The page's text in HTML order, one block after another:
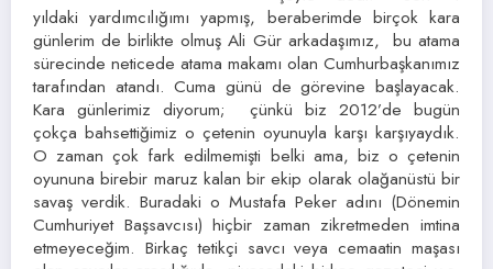
yıldaki yardımcılığımı yapmış, beraberimde birçok kara
günlerim de birlikte olmuş Ali Gür arkadaşımız, bu atama
sürecinde neticede atama makamı olan Cumhurbaşkanımız
tarafından atandı. Cuma günü de görevine başlayacak.
Kara günlerimiz diyorum; çünkü biz 2012’de bugün
çokça bahsettiğimiz o çetenin oyunuyla karşı karşıyaydık.
O zaman çok fark edilmemişti belki ama, biz o çetenin
oyununa birebir maruz kalan bir ekip olarak olağanüstü bir
savaş verdik. Buradaki o Mustafa Peker adını (Dönemin
Cumhuriyet Başsavcısı) hiçbir zaman zikretmeden imtina
etmeyeceğim. Birkaç tetikçi savcı veya cemaatin maşası